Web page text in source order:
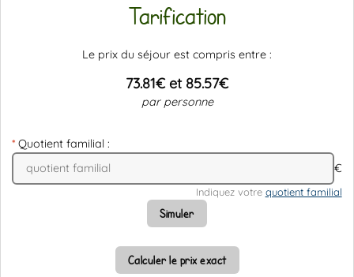
Tarification
Le prix du séjour est compris entre :
73.81€ et 85.57€
par personne
Quotient familial :
€
Indiquez votre quotient familial
Simuler
Calculer le prix exact